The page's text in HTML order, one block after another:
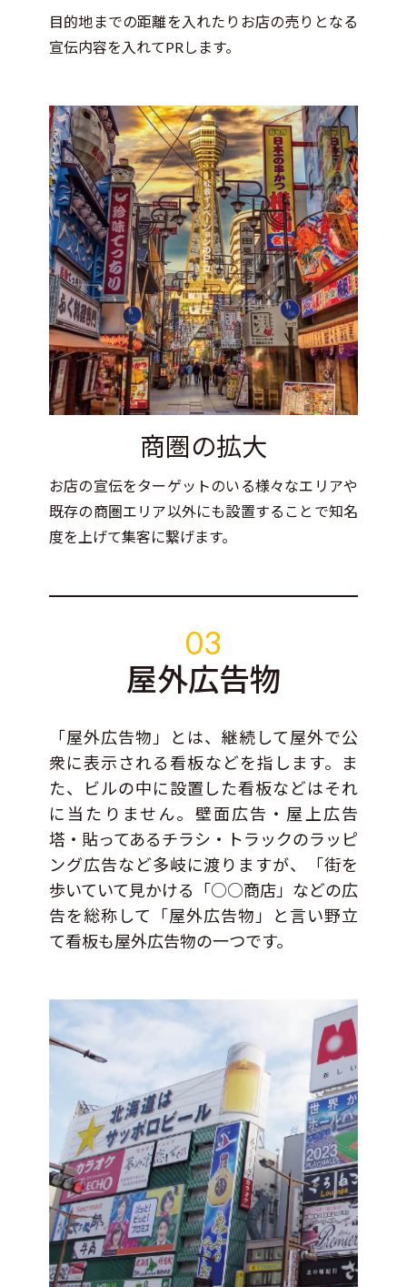
目的地までの距離を入れたりお店の売りとなる
宣伝内容を入れてPRします。
商圏の拡大
お店の宣伝をターゲットのいる様々なエリアや
既存の商圏エリア以外にも設置することで知名
度を上げて集客に繋げます。
03
屋外広告物
「屋外広告物」とは、継続して屋外で公
衆に表示される看板などを指します。ま
た、ビルの中に設置した看板などはそれ
に当たりません。壁面広告・屋上広告
塔・貼ってあるチラシ・トラックのラッピ
ング広告など多岐に渡りますが、「街を
歩いていて見かける「○○商店」などの広
告を総称して「屋外広告物」と言い野立
て看板も屋外広告物の一つです。